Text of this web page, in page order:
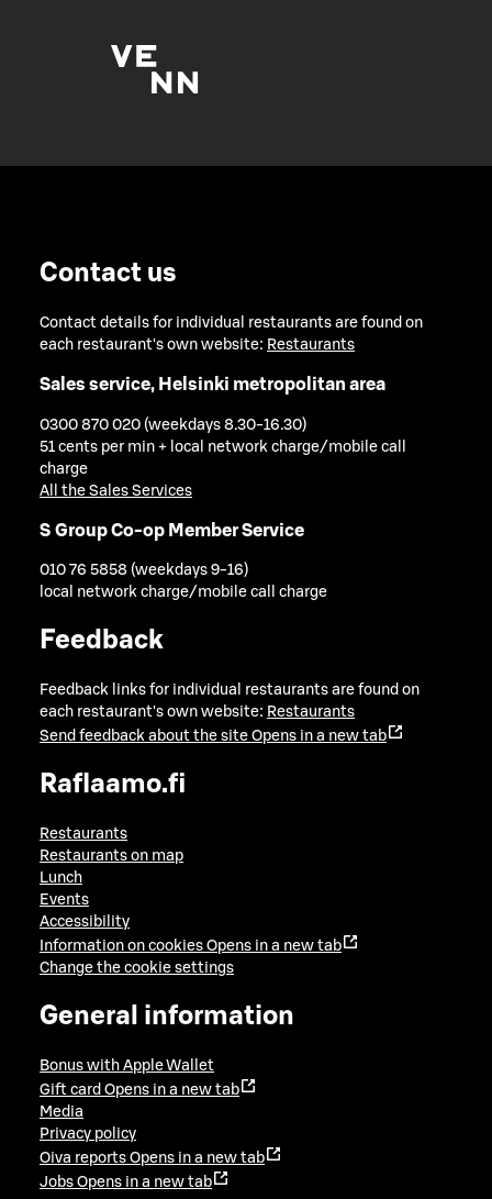
Contact us
Contact details for individual restaurants are found on
each restaurant's own website: Restaurants
Sales service, Helsinki metropolitan area
0300 870 020 (weekdays 8.30-16.30)
51 cents per min + local network charge/mobile call
charge
All the Sales Services
S Group Co-op Member Service
010 76 5858 (weekdays 9-16)
local network charge/mobile call charge
Feedback
Feedback links for individual restaurants are found on
each restaurant's own website: Restaurants
Send feedback about the site Opens in a new tab
Raflaamo.fi
Restaurants
Restaurants on map
Lunch
Events
Accessibility
Information on cookies Opens in a new tab
Change the cookie settings
General information
Bonus with Apple Wallet
Gift card Opens in a new tab
Media
Privacy policy
Oiva reports Opens in a new tab
Jobs Opens in a new tab